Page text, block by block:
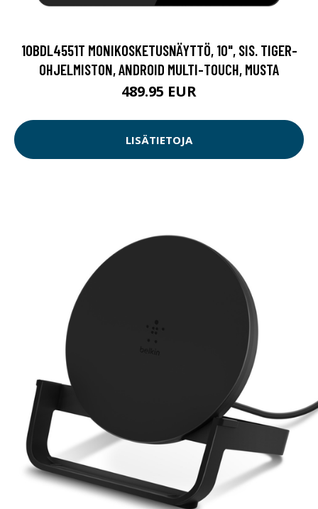
10BDL4551T MONIKOSKETUSNÄYTTÖ, 10", SIS. TIGER-
OHJELMISTON, ANDROID MULTI-TOUCH, MUSTA
489.95 EUR
LISÄTIETOJA